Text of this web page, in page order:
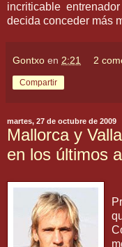
incriticable
decida conceder más
Gontxo en 2:21 2
Compartir
martes, 27 de octubre de 2009
Mallorca y
en los últimos